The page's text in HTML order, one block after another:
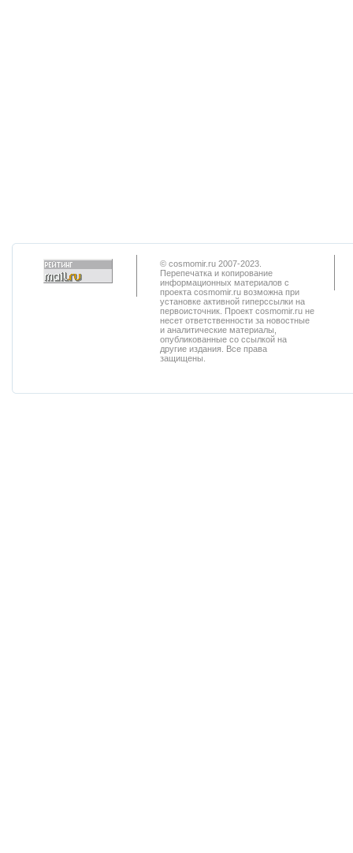
© cosmomir.ru 2007-2023.
Перепечатка и копирование
информационных материалов с
проекта cosmomir.ru возможна при
установке активной гиперссылки на
первоисточник. Проект cosmomir.ru не
несет ответственности за новостные
и аналитические материалы,
опубликованные со ссылкой на
другие издания. Все права
защищены.